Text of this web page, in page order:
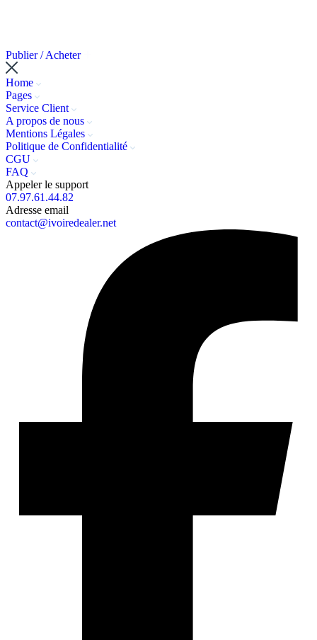
Publier / Acheter
Home
Pages
Service Client
A propos de nous
Mentions Légales
Politique de Confidentialité
CGU
FAQ
Appeler le support
07.97.61.44.82
Adresse email
contact@ivoiredealer.net